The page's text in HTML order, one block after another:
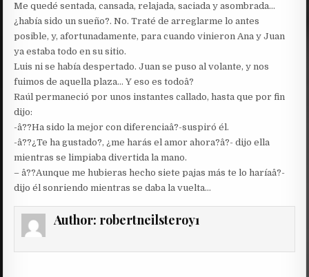
Me quedé sentada, cansada, relajada, saciada y asombrada…
¿había sido un sueño?. No. Traté de arreglarme lo antes
posible, y, afortunadamente, para cuando vinieron Ana y Juan
ya estaba todo en su sitio.
Luis ni se había despertado. Juan se puso al volante, y nos
fuimos de aquella plaza… Y eso es todoâ?
Raúl permaneció por unos instantes callado, hasta que por fin
dijo:
-â??Ha sido la mejor con diferenciaâ?-suspiró él.
-â??¿Te ha gustado?, ¿me harás el amor ahora?â?- dijo ella
mientras se limpiaba divertida la mano.
– â??Aunque me hubieras hecho siete pajas más te lo haríaâ?-
dijo él sonriendo mientras se daba la vuelta…
Author: robertneilsteroy1